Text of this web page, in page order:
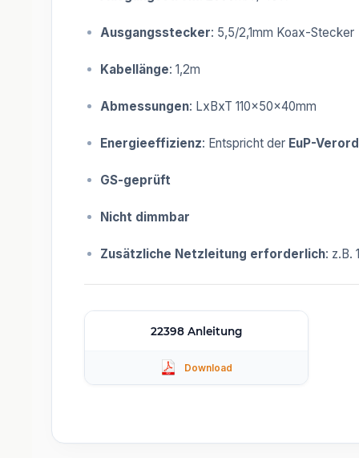
Ausgangsstecker: 5,5/2,1mm Koax-Stecker
Kabellänge: 1,2m
Abmessungen: LxBxT 110x50x40mm
Energieeffizienz: Entspricht der EuP-
GS-geprüft
Nicht dimmbar
Zusätzliche Netzleitung erforderlich: z.B.
22398 Anleitung